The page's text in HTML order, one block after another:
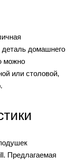
деталь домашнего
можно
или столовой,
Предлагаемая